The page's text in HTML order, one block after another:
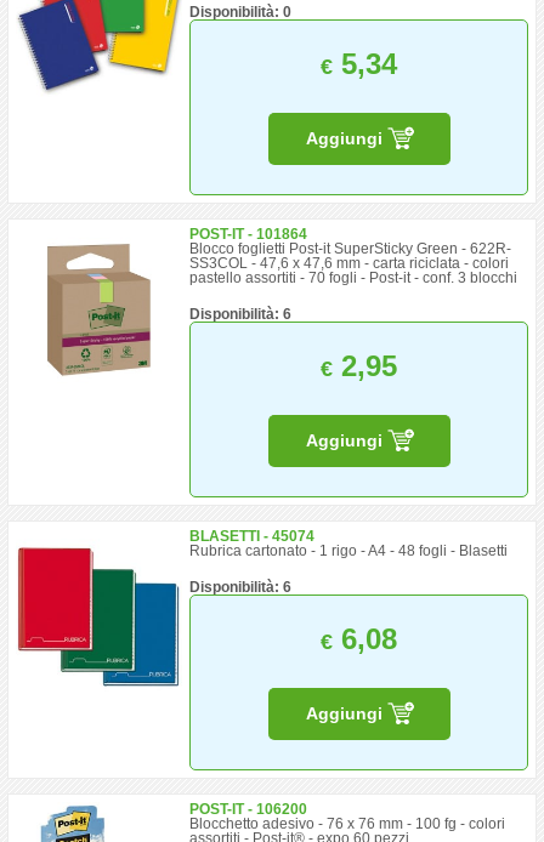
Disponibilità: 0
€ 5,34
Aggiungi
POST-IT - 101864
Blocco foglietti Post-it SuperSticky Green - 622R-
SS3COL - 47,6 x 47,6 mm - carta riciclata - colori
pastello assortiti - 70 fogli - Post-it - conf. 3 blocchi
Disponibilità: 6
€ 2,95
Aggiungi
BLASETTI - 45074
Rubrica cartonato - 1 rigo - A4 - 48 fogli - Blasetti
Disponibilità: 6
€ 6,08
Aggiungi
POST-IT - 106200
Blocchetto adesivo - 76 x 76 mm - 100 fg - colori
assortiti - Post-it® - expo 60 pezzi